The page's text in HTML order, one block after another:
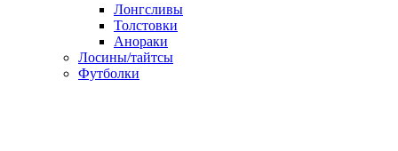
Лонгсливы
Толстовки
Анораки
Лосины/тайтсы
Футболки